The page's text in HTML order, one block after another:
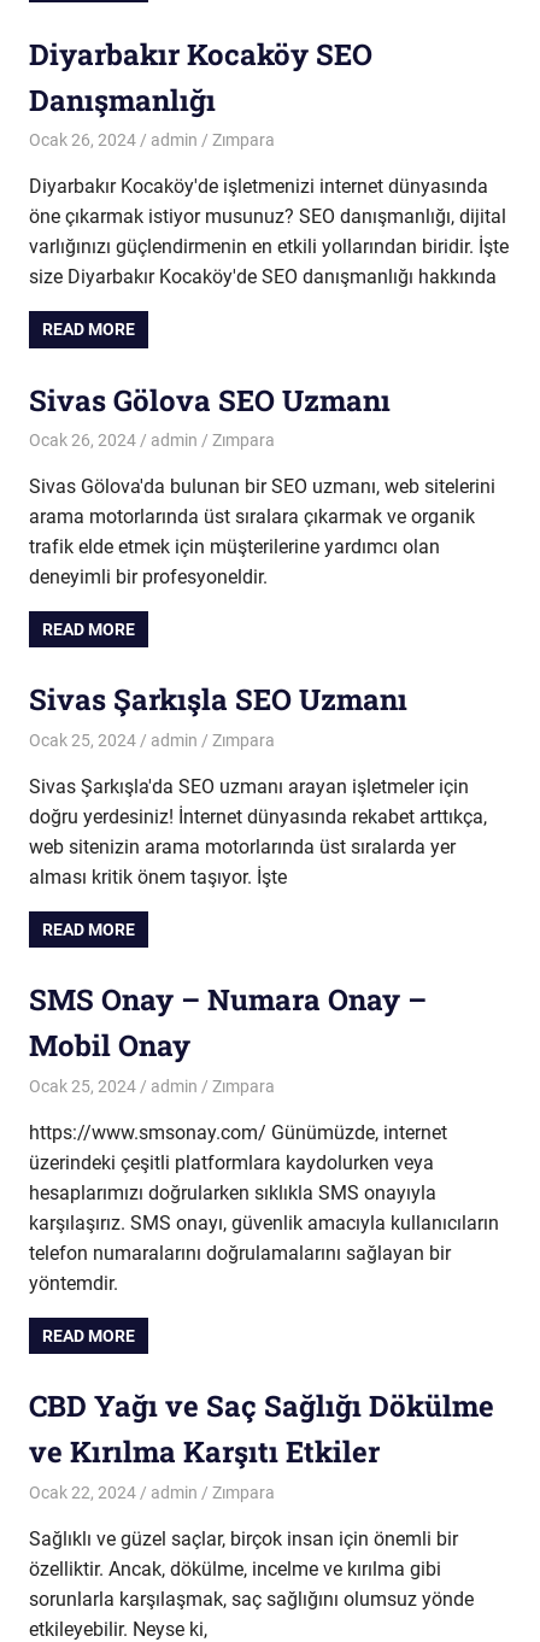
Diyarbakır Kocaköy SEO
Danışmanlığı
Ocak 26, 2024 admin Zımpara
Diyarbakır Kocaköy'de işletmenizi internet dünyasında
öne çıkarmak istiyor musunuz? SEO danışmanlığı, dijital
varlığınızı güçlendirmenin en etkili yollarından biridir. İşte
size Diyarbakır Kocaköy'de SEO danışmanlığı hakkında
READ MORE
Sivas Gölova SEO Uzmanı
Ocak 26, 2024 admin Zımpara
Sivas Gölova'da bulunan bir SEO uzmanı, web sitelerini
arama motorlarında üst sıralara çıkarmak ve organik
trafik elde etmek için müşterilerine yardımcı olan
deneyimli bir profesyoneldir.
READ MORE
Sivas Şarkışla SEO Uzmanı
Ocak 25, 2024 admin Zımpara
Sivas Şarkışla'da SEO uzmanı arayan işletmeler için
doğru yerdesiniz! İnternet dünyasında rekabet arttıkça,
web sitenizin arama motorlarında üst sıralarda yer
alması kritik önem taşıyor. İşte
READ MORE
SMS Onay – Numara Onay –
Mobil Onay
Ocak 25, 2024 admin Zımpara
https://www.smsonay.com/ Günümüzde, internet
üzerindeki çeşitli platformlara kaydolurken veya
hesaplarımızı doğrularken sıklıkla SMS onayıyla
karşılaşırız. SMS onayı, güvenlik amacıyla kullanıcıların
telefon numaralarını doğrulamalarını sağlayan bir
yöntemdir.
READ MORE
CBD Yağı ve Saç Sağlığı Dökülme
ve Kırılma Karşıtı Etkiler
Ocak 22, 2024 admin Zımpara
Sağlıklı ve güzel saçlar, birçok insan için önemli bir
özelliktir. Ancak, dökülme, incelme ve kırılma gibi
sorunlarla karşılaşmak, saç sağlığını olumsuz yönde
etkileyebilir. Neyse ki,